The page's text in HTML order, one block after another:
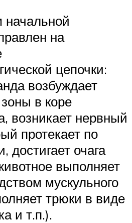
начальной
на
цепочки:
возбуждает
в коре
возникает нервный
протекает по
достигает очага
выполняет
мускульного
трюки в виде
и т.п.).